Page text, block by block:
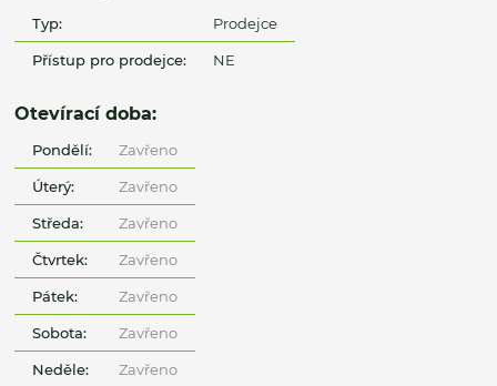
Typ: Prodejce
Přístup pro prodejce: NE
Otevírací doba:
Pondělí: Zavřeno
Úterý: Zavřeno
Středa: Zavřeno
Čtvrtek: Zavřeno
Pátek: Zavřeno
Sobota: Zavřeno
Neděle: Zavřeno